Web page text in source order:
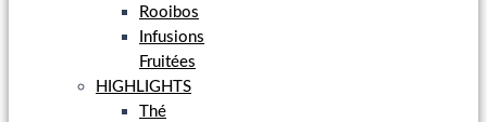
Rooibos
Infusions
Fruitées
HIGHLIGHTS
Thé